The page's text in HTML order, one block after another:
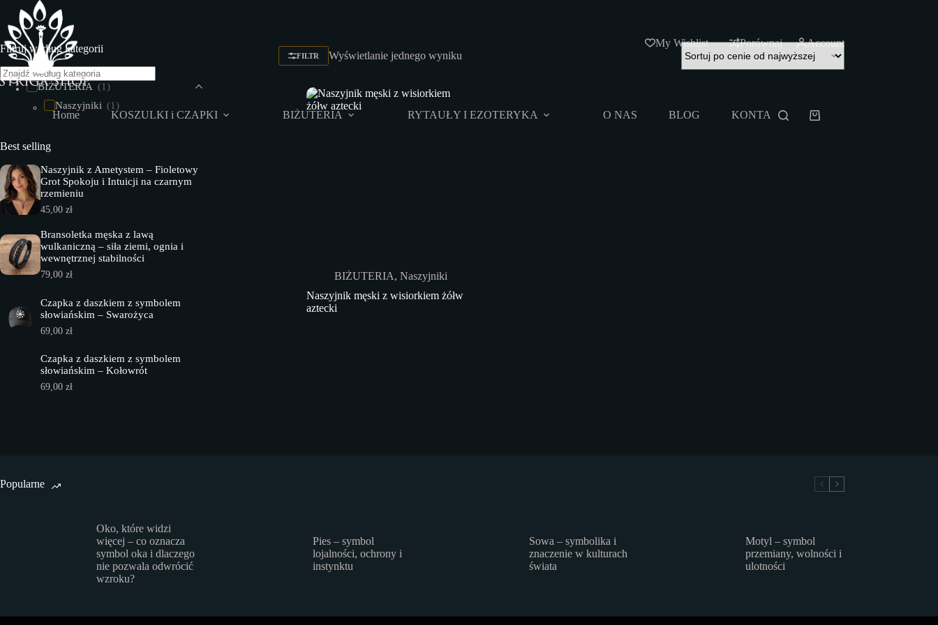
treści
My Wishlist
Porównaj Account
Home KOSZULKI i CZAPKI BIŻUTERIA RYTAUŁY I EZOTERYKA O NAS BLOG KONTAKT Rozmiarówka
Koszyk
FILTR Wyświetlanie jednego wyniku
BIŻUTERIA,Naszyjniki
Naszyjnik męski z wisiorkiem żółw
aztecki
Filtruj według kategorii
BIŻUTERIA (1)
Naszyjniki (1)
Best selling
Naszyjnik z Ametystem – Fioletowy
Grot Spokoju i Intuicji na czarnym
rzemieniu
45,00zł
Bransoletka męska z lawą
wulkaniczną – siła ziemi, ognia i
wewnętrznej stabilności
79,00zł
Czapka z daszkiem z symbolem
słowiańskim – Swarożyca
69,00zł
Czapka z daszkiem z symbolem
słowiańskim – Kołowrót
69,00zł
Popularne
Oko, które widzi
więcej – co oznacza
symbol oka i dlaczego
nie pozwala odwrócić
wzroku?
Pies – symbol
lojalności, ochrony i
instynktu
Sowa – symbolika i
znaczenie w kulturach
świata
Motyl – symbol
przemiany, wolności i
ulotności